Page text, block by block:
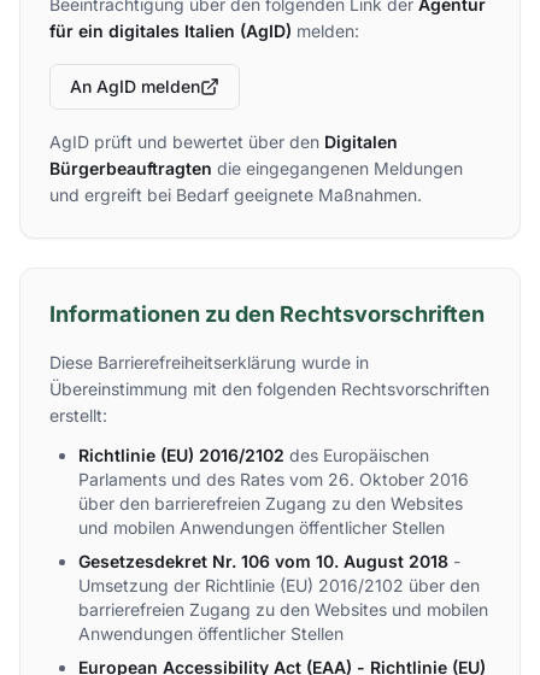
Beeinträchtigung über den folgenden Link der Agentur
für ein digitales Italien (AgID) melden:
An AgID melden
AgID prüft und bewertet über den Digitalen
Bürgerbeauftragten die eingegangenen Meldungen
und ergreift bei Bedarf geeignete Maßnahmen.
Informationen zu den Rechtsvorschriften
Diese Barrierefreiheitserklärung wurde in
Übereinstimmung mit den folgenden Rechtsvorschriften
erstellt:
Richtlinie (EU) 2016/2102 des Europäischen
Parlaments und des Rates vom 26. Oktober 2016
über den barrierefreien Zugang zu den Websites
und mobilen Anwendungen öffentlicher Stellen
Gesetzesdekret Nr. 106 vom 10. August 2018 -
Umsetzung der Richtlinie (EU) 2016/2102 über den
barrierefreien Zugang zu den Websites und mobilen
Anwendungen öffentlicher Stellen
European Accessibility Act (EAA) - Richtlinie (EU)